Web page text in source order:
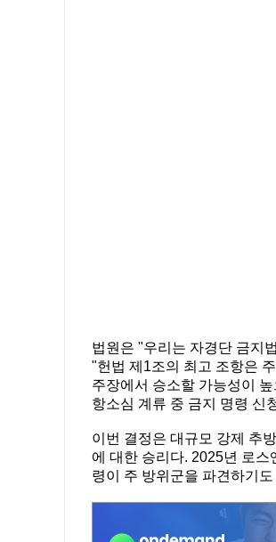
법원은 "우리는 자경단 금지
"헌법 제1조의 최고 조항은
주장에서 승소할 가능성이
항소심 계류 중 금지 명령 신
이번 결정은 대규모 강제 추
에 대한 승리다. 2025년 로
령이 주 방위군을 파견하기도